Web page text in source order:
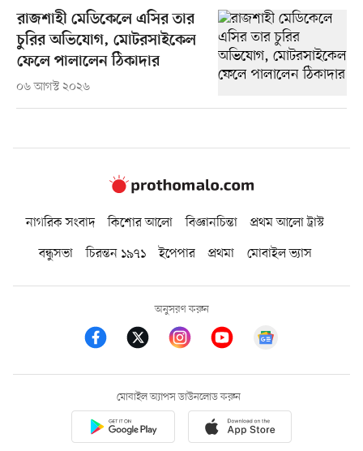
রাজশাহী মেডিকেলে এসির তার
চুরির অভিযোগ, মোটরসাইকেল
ফেলে পালালেন ঠিকাদার
০৬ আগস্ট ২০২৬
নাগরিক সংবাদ কিশোর আলো বিজ্ঞানচিন্তা
প্রথম আলো ট্রাস্ট
বন্ধুসভা
চিরন্তন ১৯৭১ ইপেপার প্রথমা মোবাইল ভ্যাস
অনুসরণ করুন
মোবাইল অ্যাপস ডাউনলোড করুন